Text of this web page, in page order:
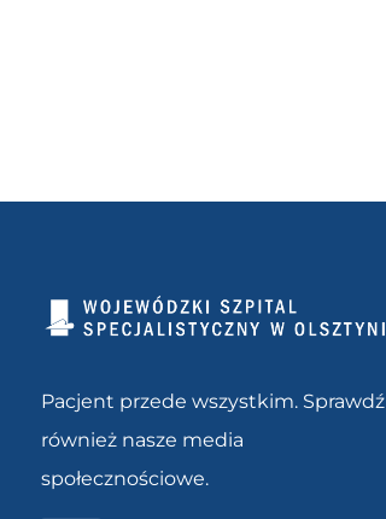
Pacjent przede wszystkim. Sprawdź
również nasze media
społecznościowe.